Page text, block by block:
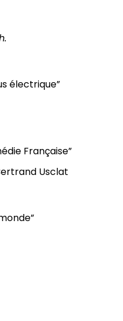
électrique”
Française”
Usclat